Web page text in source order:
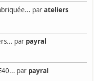
parateliers
par payral
par payral